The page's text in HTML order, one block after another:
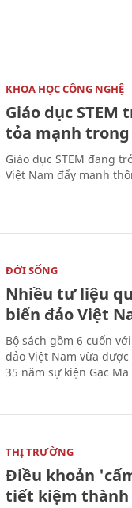
KHOA HỌC CÔNG NGHỆ
Giáo dục
tỏa mạnh
Giáo dục STEM đang
Việt Nam đẩy mạnh
ĐỜI SỐNG
Nhiều tư liệu
biển đảo Việt
Bộ sách gồm 6 cuốn
đảo Việt Nam vừa
35 năm sự kiện Gạc
THỊ TRƯỜNG
Điều khoản
tiết kiệm thành